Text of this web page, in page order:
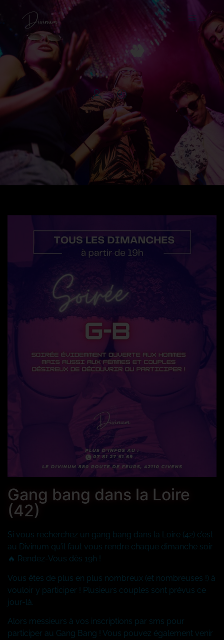
Gang bang dans la
Loire 42
Gang bang dans la Loire
(42)
Si vous recherchez un gang bang dans la Loire (42) c’est
au Divinum qu’il faut vous rendre chaque dimanche soir
🔥 Rendez-Vous dès 19h !
Vous êtes de plus en plus nombreux (et nombreuses !) à
vouloir y participer ! Plusieurs couples sont prévus ce
jour-là.
Alors messieurs à vos inscriptions par sms pour
participer au Gang Bang ! Vous pouvez également venir